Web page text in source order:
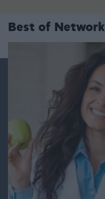
Best of Network